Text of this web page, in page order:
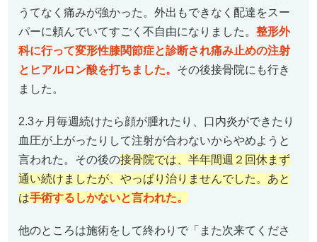
うてなく痛みが強かった。外出もできなく配達をスー
パーに頼んでいてすごく不自由になりました。 整形外
科に行って変形性膝関節症と診断され痛み止めの注射
とヒアルロン酸を打ちました。 その後接骨院にも行き
ました。
2.3ヶ月毎週続けたら顔が腫れたり、口内炎ができたり
血圧が上がったりして注射が合わないからやめようと
言われた。その後の接骨院では、半年間週２回休まず
通い続けましたが、やっぱり治りませんでした。あと
は手術するしかないと言われた。
他のところは施術をして終わりで「また次来てくださ